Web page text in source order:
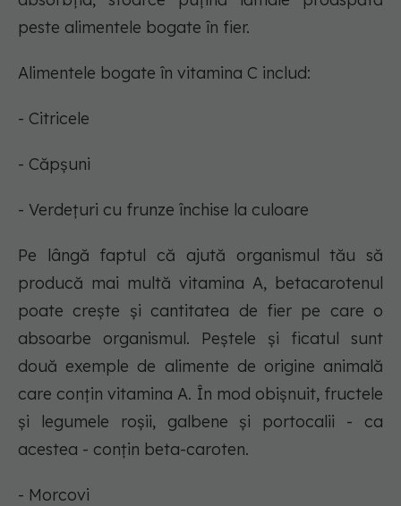
peste alimentele bogate în fier.
Alimentele bogate în vitamina C includ:
- Citricele
- Căpșuni
- Verdețuri cu frunze închise la culoare
Pe lângă faptul că ajută organismul tău să
producă mai multă vitamina A, betacarotenul
poate crește și cantitatea de fier pe care o
absoarbe organismul. Peștele și ficatul sunt
două exemple de alimente de origine animală
care conțin vitamina A. În mod obișnuit, fructele
și legumele roșii, galbene și portocalii - ca
acestea - conțin beta-caroten.
- Morcovi